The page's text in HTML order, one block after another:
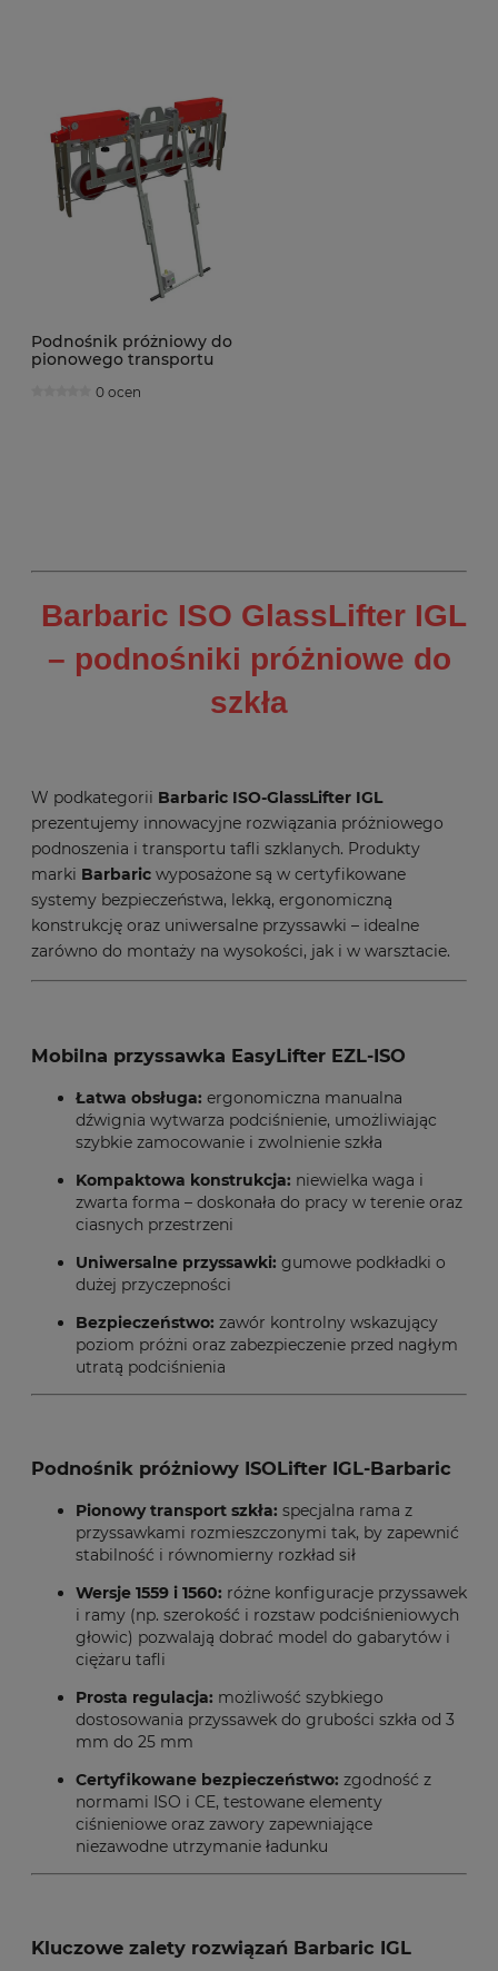
Podnośnik próżniowy do
pionowego transportu
Barbaric0 ocen
Barbaric ISO GlassLifter IGL
– podnośniki próżniowe do
szkła
W podkategorii Barbaric ISO-GlassLifter IGL
prezentujemy innowacyjne rozwiązania próżniowego
podnoszenia i transportu tafli szklanych. Produkty
marki Barbaric wyposażone są w certyfikowane
systemy bezpieczeństwa, lekką, ergonomiczną
konstrukcję oraz uniwersalne przyssawki – idealne
zarówno do montaży na wysokości, jak i w warsztacie.
Mobilna przyssawka EasyLifter EZL-ISO
Łatwa obsługa: ergonomiczna manualna
dźwignia wytwarza podciśnienie, umożliwiając
szybkie zamocowanie i zwolnienie szkła
Kompaktowa konstrukcja: niewielka waga i
zwarta forma – doskonała do pracy w terenie oraz
ciasnych przestrzeni
Uniwersalne przyssawki: gumowe podkładki o
dużej przyczepności
Bezpieczeństwo: zawór kontrolny wskazujący
poziom próżni oraz zabezpieczenie przed nagłym
utratą podciśnienia
Podnośnik próżniowy ISOLifter IGL-Barbaric
Pionowy transport szkła: specjalna rama z
przyssawkami rozmieszczonymi tak, by zapewnić
stabilność i równomierny rozkład sił
Wersje 1559 i 1560: różne konfiguracje przyssawek
i ramy (np. szerokość i rozstaw podciśnieniowych
głowic) pozwalają dobrać model do gabarytów i
ciężaru tafli
Prosta regulacja: możliwość szybkiego
dostosowania przyssawek do grubości szkła od 3
mm do 25 mm
Certyfikowane bezpieczeństwo: zgodność z
normami ISO i CE, testowane elementy
ciśnieniowe oraz zawory zapewniające
niezawodne utrzymanie ładunku
Kluczowe zalety rozwiązań Barbaric IGL